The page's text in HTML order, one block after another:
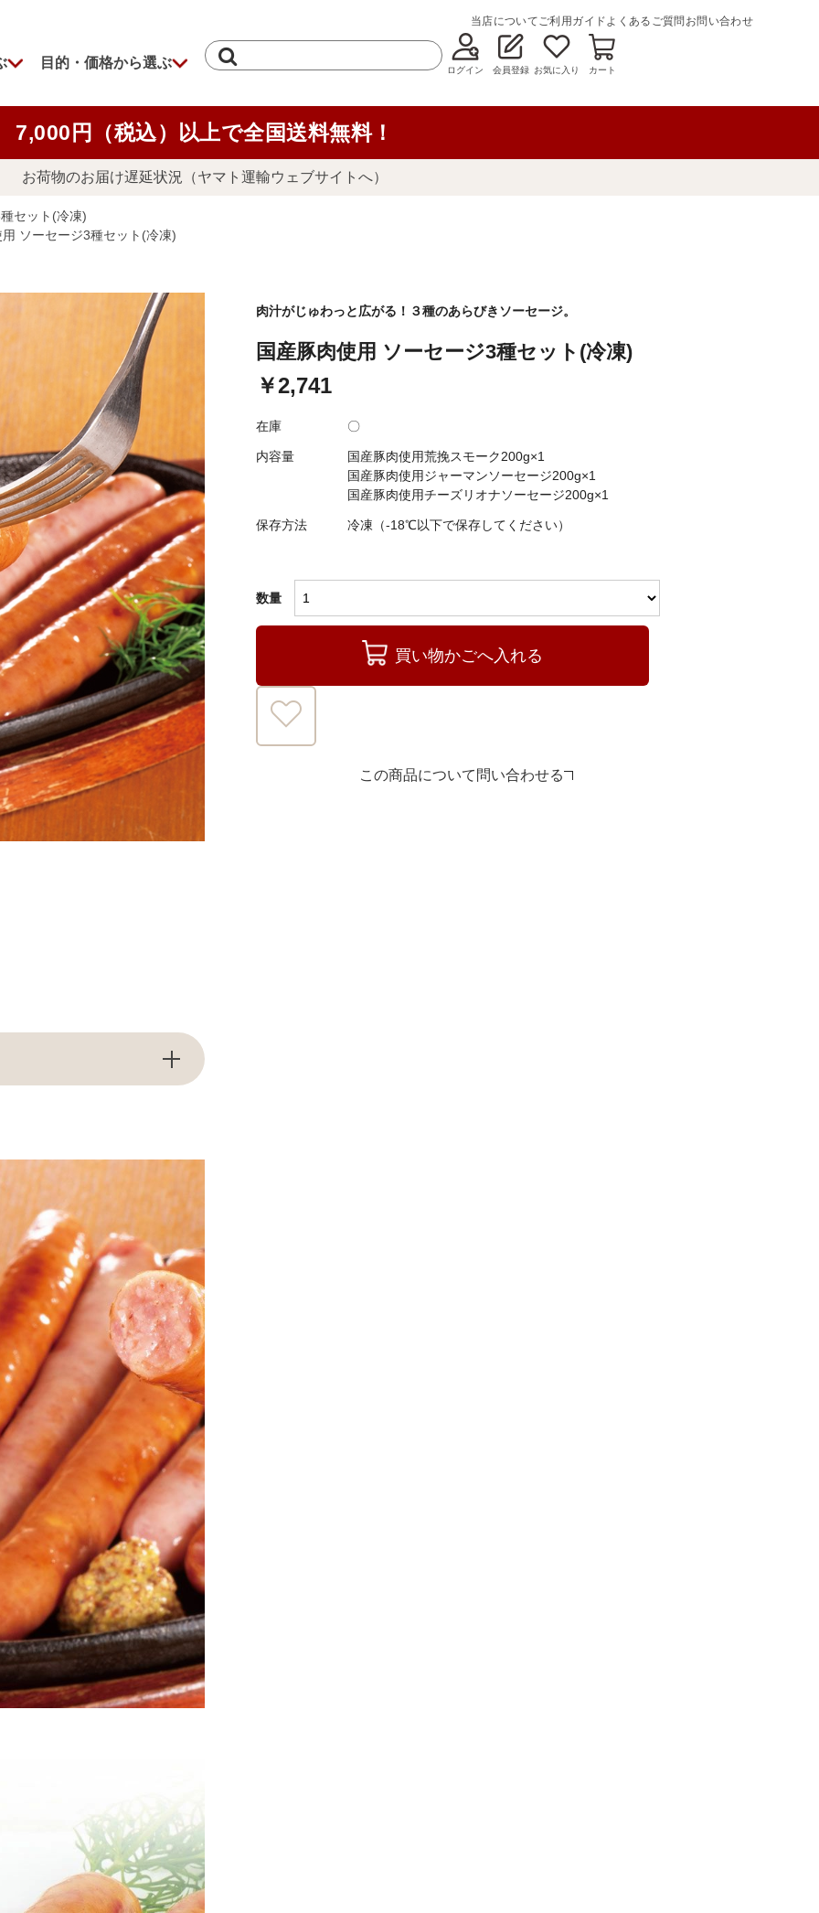
当店についてご利用ガイドよくあるご質問 お問い合わせ
目的・価格から選ぶ ログイン 会員登録 お気に入り カート
7,000円（税込）以上で全国送料無料！
お荷物のお届け遅延状況（ヤマト運輸ウェブサイトへ）
セット(冷凍)
ソーセージ3種セット(冷凍)
肉汁がじゅわっと広がる！３種のあらびきソーセージ。
国産豚肉使用 ソーセージ3種セット(冷凍)
￥2,741
在庫 〇
内容量
国産豚肉使用荒挽スモーク200g×1
国産豚肉使用ジャーマンソーセージ200g×1
国産豚肉使用チーズリオナソーセージ200g×1
保存方法 冷凍（-18℃以下で保存してください）
数量
買い物かごへ入れる
この商品について問い合わせる